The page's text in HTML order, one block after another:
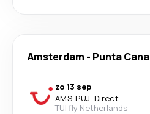
Amsterdam - Punta Cana
zo 13 sep
AMS-PUJ· Direct
TUI fly Netherlands